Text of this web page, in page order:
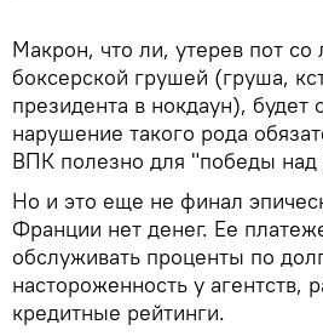
Макрон, что ли, утерев пот со
боксерской грушей (груша,
президента в нокдаун), будет
нарушение такого рода
ВПК полезно для "победы над
Но и это еще не финал
Франции нет денег. Ее
обслуживать проценты по
настороженность у агентств,
кредитные рейтинги.